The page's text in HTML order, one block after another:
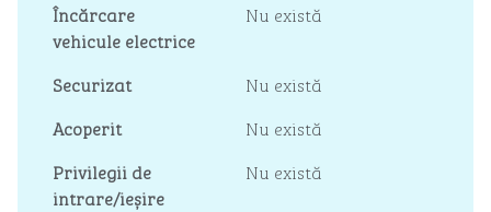
Încărcare
vehicule electrice
Nu există
Securizat
Nu există
Acoperit
Nu există
Privilegii de
intrare/ieșire
Nu există